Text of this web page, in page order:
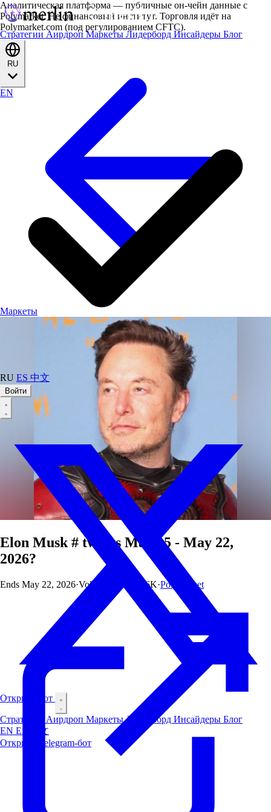
Стратегии АирдропМаркеты Лидерборд Инсайдеры Блог
EN
RU ES 中文
Войти
Открыть бот
Стратегии Аирдроп МаркетыЛидерборд Инсайдеры Блог
EN ES
中文
Открыть Telegram-бот
Аналитическая платформа — публичные он-чейн данные с
Polymarket. Не финансовый институт. Торговля идёт на
Polymarket.com (под регулированием CFTC).
Маркеты
Elon Musk # tweets May 15 - May 22,
2026?
Ends May 22, 2026·Vol $6K·Polymarket